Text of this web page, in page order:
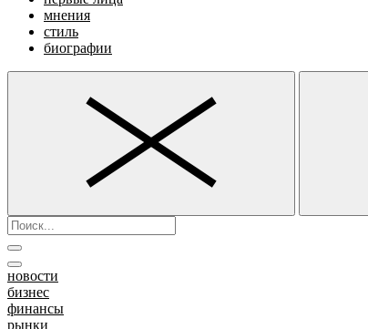
мнения
стиль
биографии
новости
бизнес
финансы
рынки